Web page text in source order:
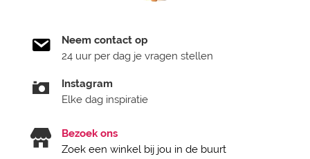
Neem contact op
24 uur per dag je vragen stellen
Instagram
Elke dag inspiratie
Bezoek ons
Zoek een winkel bij jou in de buurt